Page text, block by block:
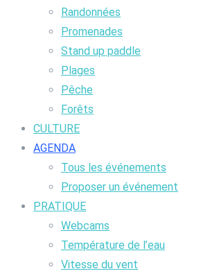
Randonnées
Promenades
Stand up paddle
Plages
Pêche
Forêts
CULTURE
AGENDA
Tous les événements
Proposer un événement
PRATIQUE
Webcams
Température de l’eau
Vitesse du vent